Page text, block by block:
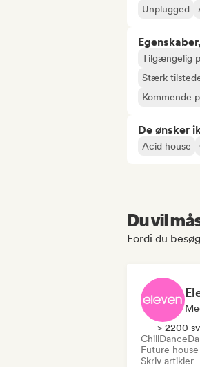
Unplugged
Tilgængelig
Stærk
Kommende
De ønsker
Acid house
Du vil
Fordi du
> 2200
ChillDance
Future house
Skriv artikler